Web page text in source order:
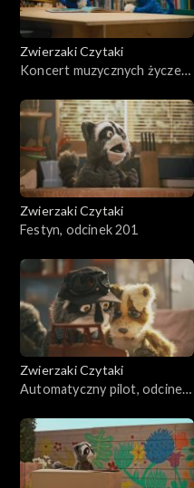
Zwierzaki Czytaki
Koncert muzycznych życzeń,
Zwierzaki Czytaki
Festyn, odcinek 201
Zwierzaki Czytaki
Automatyczny pilot, odcinek